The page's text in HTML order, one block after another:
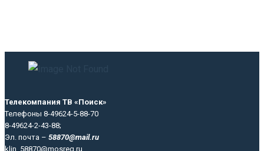
Телекомпания ТВ «Поиск»
Телефоны 8-49624-5-88-70
8-49624-2-43-88;
Эл. почта – 58870@mail.ru
klin_58870@mosreg.ru